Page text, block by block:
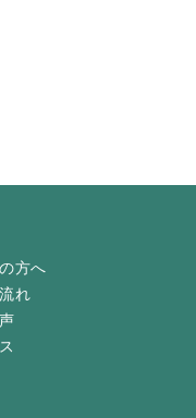
方へ
れ